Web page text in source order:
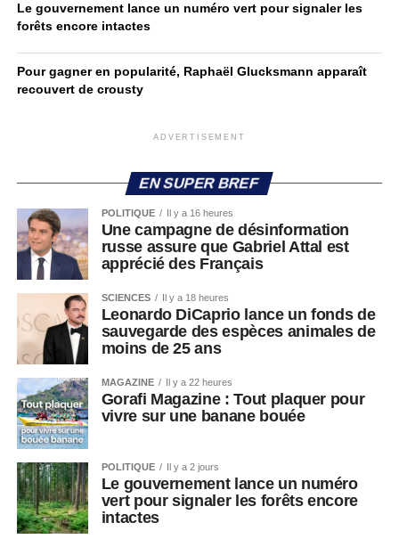
Le gouvernement lance un numéro vert pour signaler les
forêts encore intactes
Pour gagner en popularité, Raphaël Glucksmann apparaît
recouvert de crousty
ADVERTISEMENT
EN SUPER BREF
POLITIQUE Il y a 16 heures
Une campagne de désinformation
russe assure que Gabriel Attal est
apprécié des Français
SCIENCES Il y a 18 heures
Leonardo DiCaprio lance un fonds de
sauvegarde des espèces animales de
moins de 25 ans
MAGAZINE Il y a 22 heures
Gorafi Magazine : Tout plaquer pour
vivre sur une banane bouée
POLITIQUE Il y a 2 jours
Le gouvernement lance un numéro
vert pour signaler les forêts encore
intactes